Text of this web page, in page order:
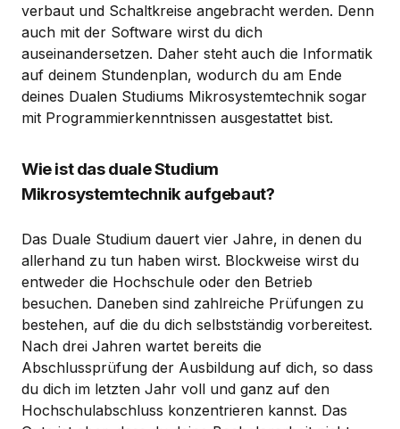
verbaut und Schaltkreise angebracht werden. Denn
auch mit der Software wirst du dich
auseinandersetzen. Daher steht auch die Informatik
auf deinem Stundenplan, wodurch du am Ende
deines Dualen Studiums Mikrosystemtechnik sogar
mit Programmierkenntnissen ausgestattet bist.
Wie ist das duale Studium
Mikrosystemtechnik aufgebaut?
Das Duale Studium dauert vier Jahre, in denen du
allerhand zu tun haben wirst. Blockweise wirst du
entweder die Hochschule oder den Betrieb
besuchen. Daneben sind zahlreiche Prüfungen zu
bestehen, auf die du dich selbstständig vorbereitest.
Nach drei Jahren wartet bereits die
Abschlussprüfung der Ausbildung auf dich, so dass
du dich im letzten Jahr voll und ganz auf den
Hochschulabschluss konzentrieren kannst. Das